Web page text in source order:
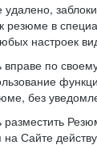
резюме в
настроек
по
без
Сайте